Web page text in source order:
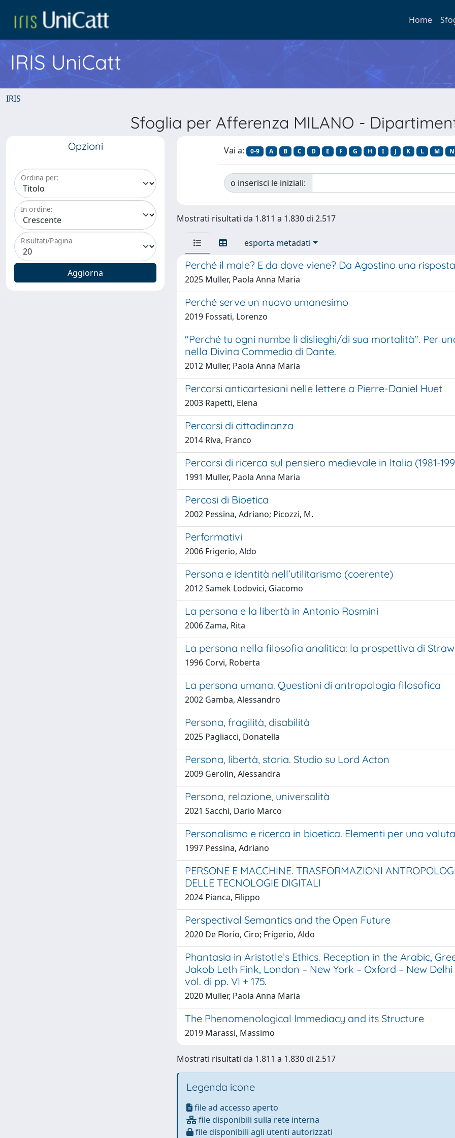
Home
IRIS UniCatt
IRIS
Sfoglia per Afferenza MILANO -
Opzioni
Ordina per:
In ordine:
Risultati/Pagina
Vai a: 0-9 A B C D E F G H I J K L M N
o inserisci le iniziali:
Mostrati risultati da 1.811 a 1.830 di 2.517
esporta metadati
Perché il male? E da dove viene? Da Agostino una
2025 Muller, Paola Anna Maria
Perché serve un nuovo umanesimo
2019 Fossati, Lorenzo
"Perché tu ogni numbe li dislieghi/di sua mortalità". Per
nella Divina Commedia di Dante.
2012 Muller, Paola Anna Maria
Percorsi anticartesiani nelle lettere a Pierre-Daniel Huet
2003 Rapetti, Elena
Percorsi di cittadinanza
2014 Riva, Franco
Percorsi di ricerca sul pensiero medievale in Italia (1981-
1991 Muller, Paola Anna Maria
Percosi di Bioetica
2002 Pessina, Adriano; Picozzi, M.
Performativi
2006 Frigerio, Aldo
Persona e identità nell’utilitarismo (coerente)
2012 Samek Lodovici, Giacomo
La persona e la libertà in Antonio Rosmini
2006 Zama, Rita
La persona nella filosofia analitica: la prospettiva di
1996 Corvi, Roberta
La persona umana. Questioni di antropologia filosofica
2002 Gamba, Alessandro
Persona, fragilità, disabilità
2025 Pagliacci, Donatella
Persona, libertà, storia. Studio su Lord Acton
2009 Gerolin, Alessandra
Persona, relazione, universalità
2021 Sacchi, Dario Marco
Personalismo e ricerca in bioetica. Elementi per una
1997 Pessina, Adriano
PERSONE E MACCHINE. TRASFORMAZIONI
DELLE TECNOLOGIE DIGITALI
2024 Pianca, Filippo
Perspectival Semantics and the Open Future
2020 De Florio, Ciro; Frigerio, Aldo
Phantasia in Aristotle’s Ethics. Reception in the Arabic,
Jakob Leth Fink, London – New York – Oxford – New
vol. di pp. VI + 175.
2020 Muller, Paola Anna Maria
The Phenomenological Immediacy and its Structure
2019 Marassi, Massimo
Mostrati risultati da 1.811 a 1.830 di 2.517
Legenda icone
file ad accesso aperto
file disponibili sulla rete interna
file disponibili agli utenti autorizzati